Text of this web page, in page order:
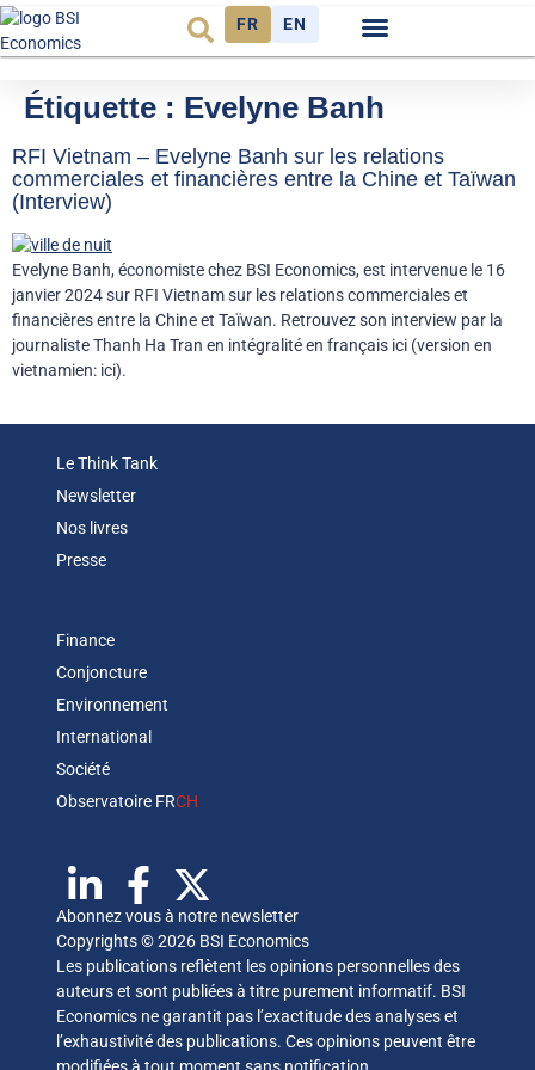
FR EN
Étiquette : Evelyne Banh
RFI Vietnam – Evelyne Banh sur les relations
commerciales et financières entre la Chine et Taïwan
(Interview)
Evelyne Banh, économiste chez BSI Economics, est intervenue le 16
janvier 2024 sur RFI Vietnam sur les relations commerciales et
financières entre la Chine et Taïwan. Retrouvez son interview par la
journaliste Thanh Ha Tran en intégralité en français ici (version en
vietnamien: ici).
Le Think Tank
Newsletter
Nos livres
Presse
Finance
Conjoncture
Environnement
International
Société
Observatoire FRCH
Abonnez vous à notre newsletter
Copyrights © 2026 BSI Economics
Les publications reflètent les opinions personnelles des
auteurs et sont publiées à titre purement informatif. BSI
Economics ne garantit pas l’exactitude des analyses et
l’exhaustivité des publications. Ces opinions peuvent être